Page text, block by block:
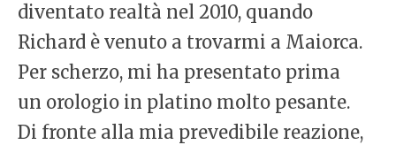
diventato realtà nel 2010, quando
Richard è venuto a trovarmi a Maiorca.
Per scherzo, mi ha presentato prima
un orologio in platino molto pesante.
Di fronte alla mia prevedibile reazione,